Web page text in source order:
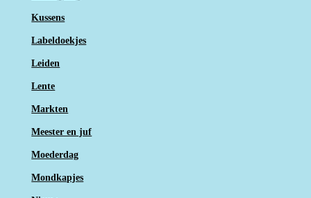
Kussens
Labeldoekjes
Leiden
Lente
Markten
Meester en juf
Moederdag
Mondkapjes